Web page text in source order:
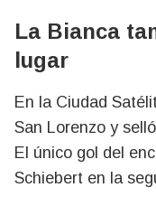
La Bianca
lugar
En la Ciudad
San Lorenzo y
El único gol del
Schiebert en la